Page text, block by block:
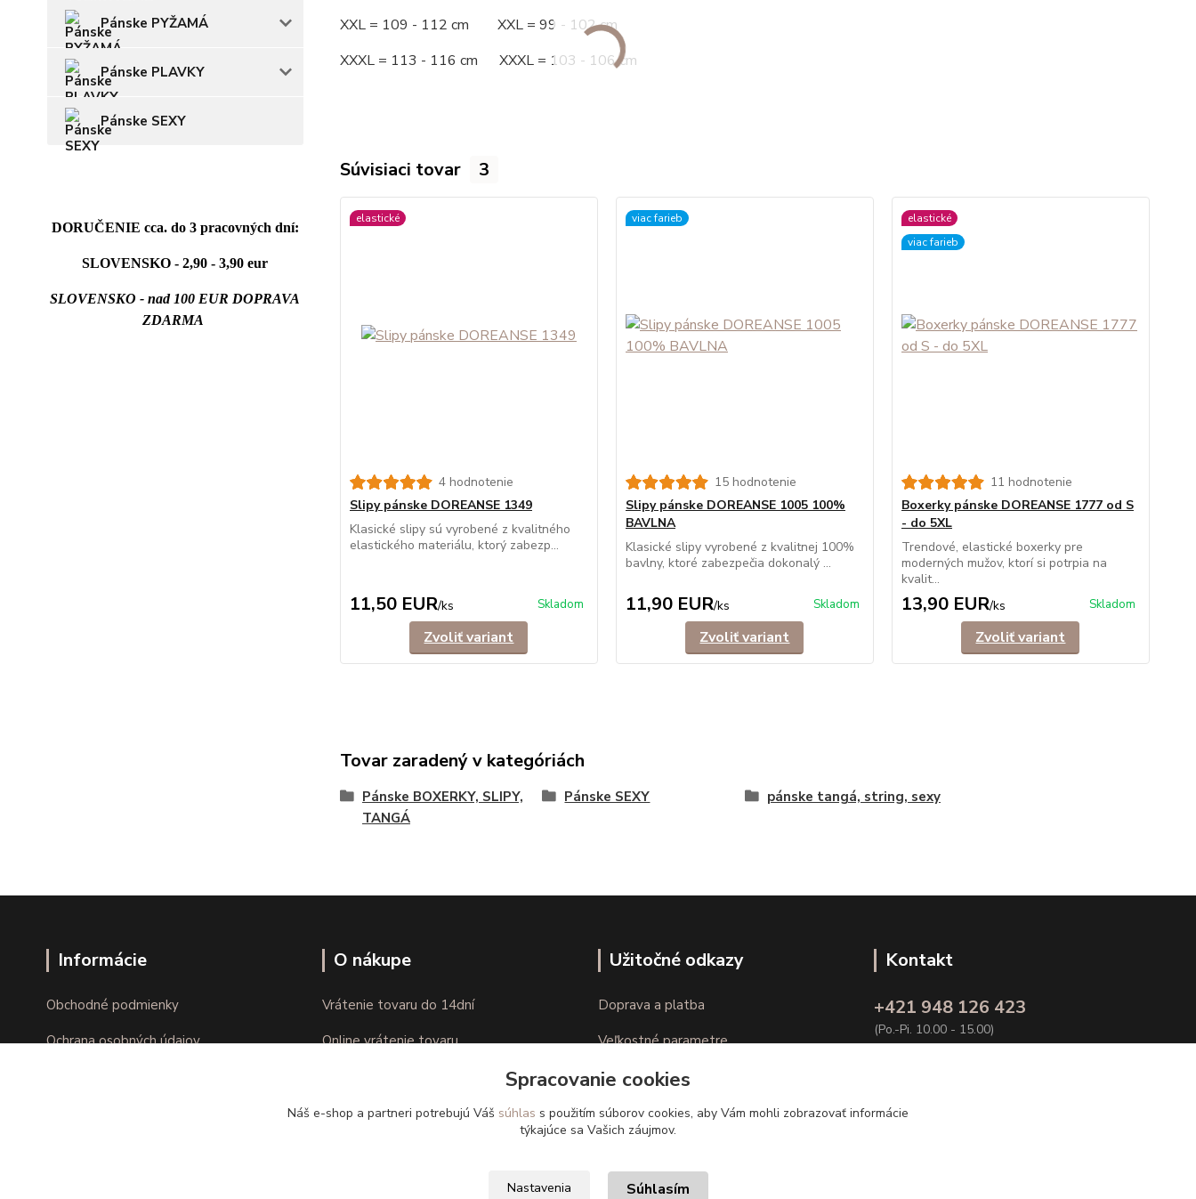
Pánske PYŽAMÁ
Pánske PLAVKY
Pánske SEXY
DORUČENIE cca. do 3 pracovných dní:
SLOVENSKO - 2,90 - 3,90 eur
SLOVENSKO - nad 100 EUR DOPRAVA
ZDARMA
XXL = 109 - 112 cm XXL = 99 - 102 cm
XXXL = 113 - 116 cm XXXL = 103 - 106 cm
Súvisiaci tovar 3
elastické
4 hodnotenie
Slipy pánske DOREANSE 1349
Klasické slipy sú vyrobené z kvalitného
elastického materiálu, ktorý zabezp...
11,50 EUR/ks Skladom
Zvoliť variant
viac farieb
15 hodnotenie
Slipy pánske DOREANSE 1005 100%
BAVLNA
Klasické slipy vyrobené z kvalitnej 100%
bavlny, ktoré zabezpečia dokonalý ...
11,90 EUR/ks Skladom
Zvoliť variant
elastické
viac farieb
11 hodnotenie
Boxerky pánske DOREANSE 1777 od S
- do 5XL
Trendové, elastické boxerky pre
moderných mužov, ktorí si potrpia na
kvalit...
13,90 EUR/ks Skladom
Zvoliť variant
Tovar zaradený v kategóriách
Pánske BOXERKY, SLIPY,
TANGÁ
Pánske SEXY pánske tangá, string, sexy
Informácie
Obchodné podmienky
Ochrana osobných údajov
O nákupe
Vrátenie tovaru do 14dní
Online vrátenie tovaru
Užitočné odkazy
Doprava a platba
Veľkostné parametre
Ako nakupovať
Kontakt
+421 948 126 423
(Po.-Pi. 10.00 - 15.00)
Spracovanie cookies
Náš e-shop a partneri potrebujú Váš súhlas s použitím súborov cookies, aby Vám mohli zobrazovať informácie
týkajúce sa Vašich záujmov.
Nastavenia Súhlasím